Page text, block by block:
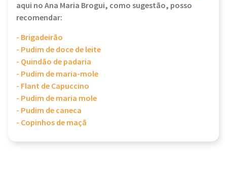
aqui no Ana Maria Brogui, como sugestão, posso
recomendar:
- Brigadeirão
- Pudim de doce de leite
- Quindão de padaria
- Pudim de maria-mole
- Flant de Capuccino
- Pudim de maria mole
- Pudim de caneca
- Copinhos de maçã